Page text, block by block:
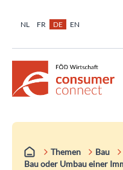
NL FR DE EN
Themen
Bau
Bau oder Umbau einer